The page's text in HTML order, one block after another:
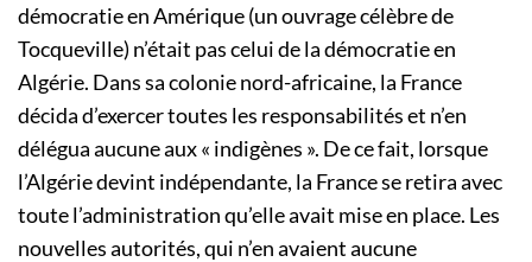
démocratie en Amérique (un ouvrage célèbre de
Tocqueville) n’était pas celui de la démocratie en
Algérie. Dans sa colonie nord-africaine, la France
décida d’exercer toutes les responsabilités et n’en
délégua aucune aux « indigènes ». De ce fait, lorsque
l’Algérie devint indépendante, la France se retira avec
toute l’administration qu’elle avait mise en place. Les
nouvelles autorités, qui n’en avaient aucune